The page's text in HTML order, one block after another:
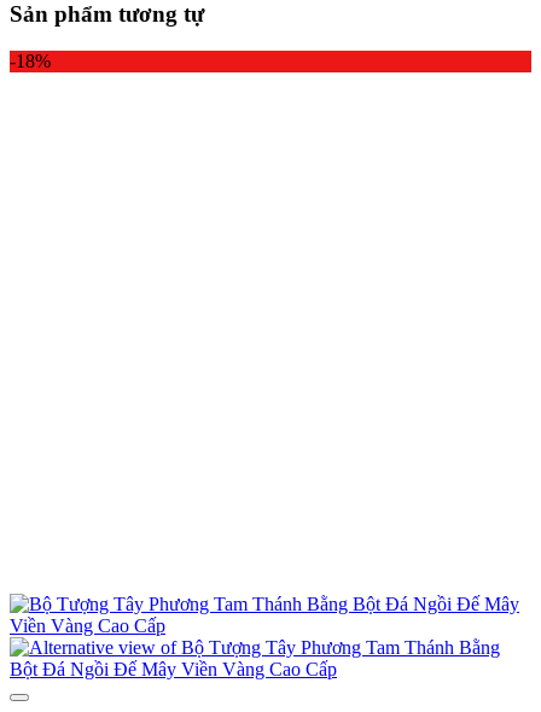
Sản phẩm tương tự
-18%